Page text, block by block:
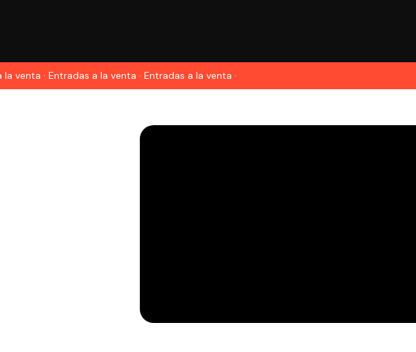
venta · Entradas a la venta · Entradas a la venta ·